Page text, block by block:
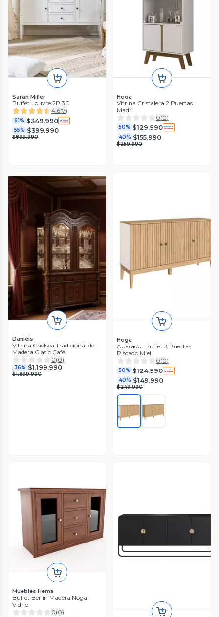
Sarah Miller
Buffet Louvre 2P 3C
4.6(7)
61% $349.990
55% $399.990
$899.990
Hoga
Vitrina Cristalera 2 Puertas
Madri
0(0)
50% $129.990
40% $155.990
$259.990
Daniels
Vitrina Chelsea Tradicional de
Madera Clasic Café
0(0)
36% $1.199.990
$1.899.990
Hoga
Aparador Buffet 3 Puertas
Riscado Miel
0(0)
50% $124.990
40% $149.990
$249.990
Muebles Hema
Buffet Berlin Madera Nogal
Vidrio
0(0)